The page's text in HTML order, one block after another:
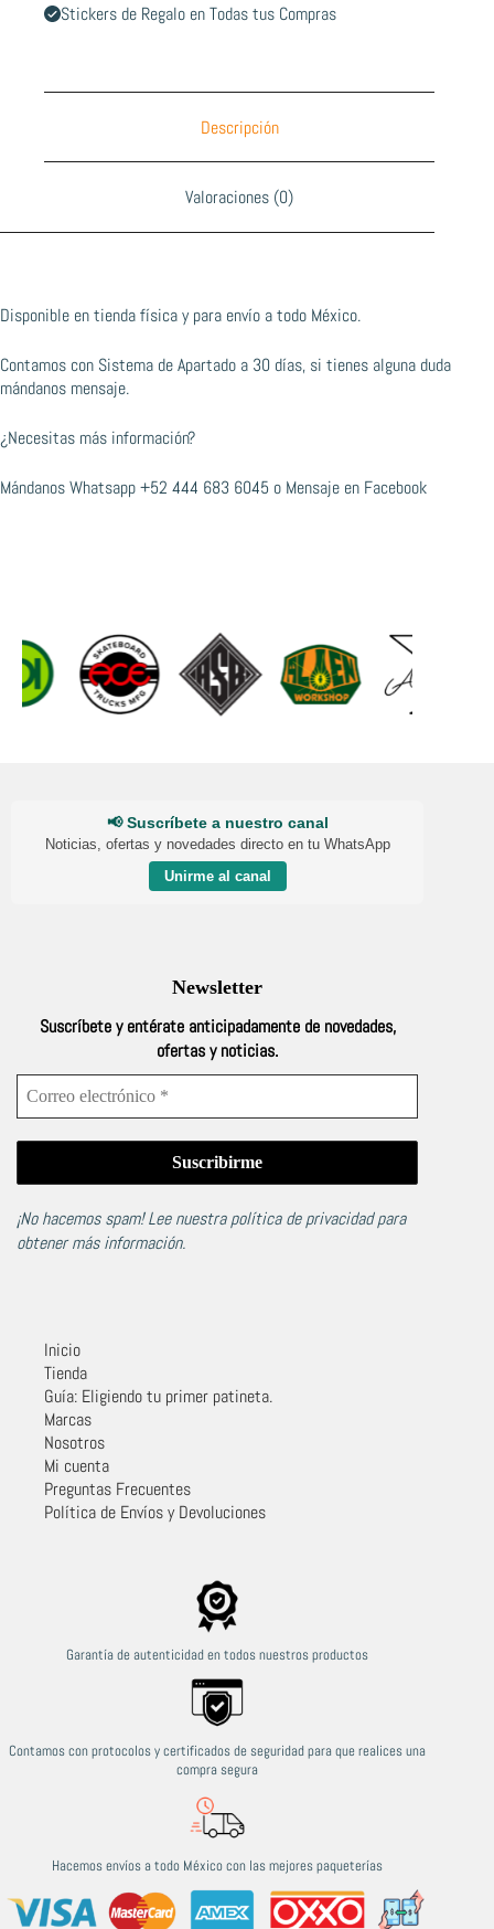
Stickers de Regalo en Todas tus Compras
Descripción
Valoraciones (0)
Disponible en tienda física y para envío a todo México.
Contamos con Sistema de Apartado a 30 días, si tienes alguna duda
mándanos mensaje.
¿Necesitas más información?
Mándanos Whatsapp+52 444 683 6045 o Mensaje en Facebook
📢 Suscríbete a nuestro canal
Noticias, ofertas y novedades directo en tu WhatsApp
Unirme al canal
Newsletter
Suscríbete y entérate anticipadamente de novedades,
ofertas y noticias.
¡No hacemos spam! Lee nuestrapolítica de privacidadpara
obtener más información.
Inicio
Tienda
Guía: Eligiendo tu primer patineta.
Marcas
Nosotros
Mi cuenta
Preguntas Frecuentes
Política de Envíos y Devoluciones
Garantía de autenticidad en todos nuestros productos
Contamos con protocolos y certificados de seguridad para que realices una
compra segura
Hacemos envíos a todo México con las mejores paqueterías